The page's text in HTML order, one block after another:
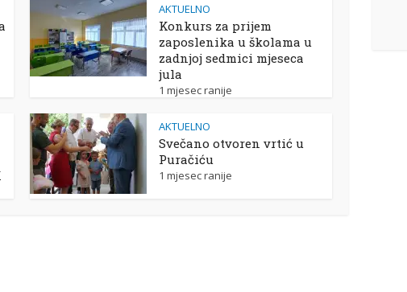
AKTUELNO
Konkurs za prijem
zaposlenika u školama u
zadnjoj sedmici mjeseca
jula
1 mjesec ranije
AKTUELNO
Svečano otvoren vrtić u
Puračiću
1 mjesec ranije